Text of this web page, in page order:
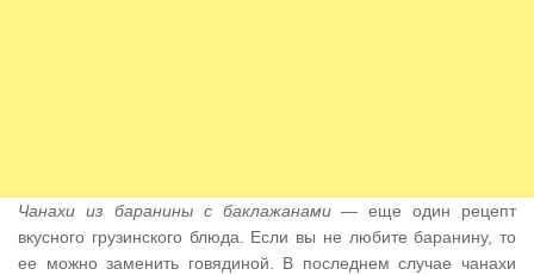
Чанахи из баранины с баклажанами— еще один рецепт
вкусного грузинского блюда. Если вы не любите баранину, то
ее можно заменить говядиной. В последнем случае чанахи